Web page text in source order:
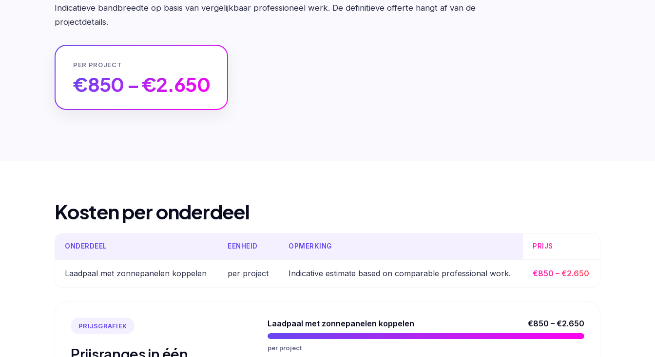
Indicatieve bandbreedte op basis van vergelijkbaar professioneel werk. De definitieve offerte hangt af van de
projectdetails.
PER PROJECT
€850 – €2.650
Kosten per onderdeel
ONDERDEEL EENHEID OPMERKING PRIJS
Laadpaal met zonnepanelen koppelen per project Indicative estimate based on comparable professional work. €850 – €2.650
PRIJSGRAFIEK Laadpaal met zonnepanelen koppelen €850 – €2.650
per project